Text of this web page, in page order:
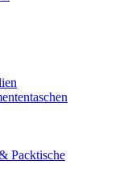
Packtische